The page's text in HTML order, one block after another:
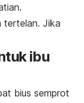
tertelan. Jika
ibu
bius semprot